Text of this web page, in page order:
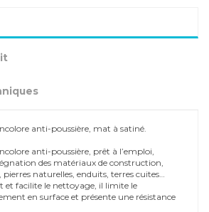
anti-poussière, mat à satiné.
anti-poussière, prêt à l’emploi,
des matériaux de construction,
naturelles, enduits, terres cuites…
et facilite le nettoyage, il limite le
en surface et présente une résistance